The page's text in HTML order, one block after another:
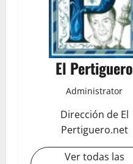
El Pertiguero
Administrator
Dirección de El
Pertiguero.net
Ver todas las